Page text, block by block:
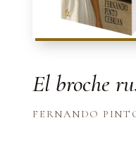
El broche
FERNANDO